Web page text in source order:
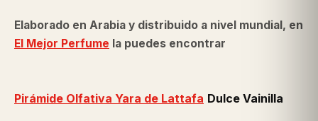
Elaborado en Arabia y distribuido a nivel mundial, en
El Mejor Perfume la puedes encontrar
Pirámide Olfativa Yara de Lattafa Dulce Vainilla